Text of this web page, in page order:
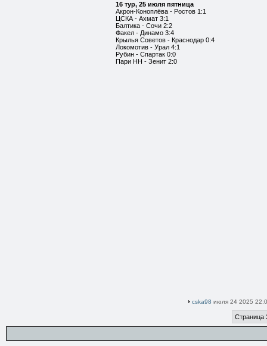
16 тур, 25 июля пятница
Акрон-Коноплёва - Ростов 1:1
ЦСКА - Ахмат 3:1
Балтика - Сочи 2:2
Факел - Динамо 3:4
Крылья Советов - Краснодар 0:4
Локомотив - Урал 4:1
Рубин - Спартак 0:0
Пари НН - Зенит 2:0
cska98 июля 24 2025
Страница